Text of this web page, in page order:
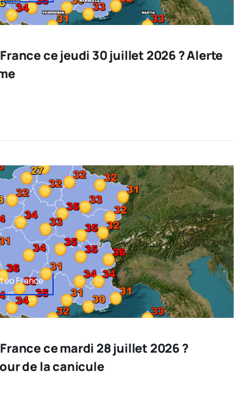
ce jeudi 30 juillet 2026 ? Alerte
France
ce mardi 28 juillet 2026 ?
de la canicule